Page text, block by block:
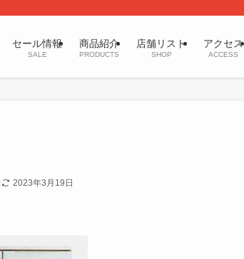
セール情報
SALE
商品紹介
PRODUCTS
店舗リスト
SHOP
アクセス
ACCESS
2023年3月19日